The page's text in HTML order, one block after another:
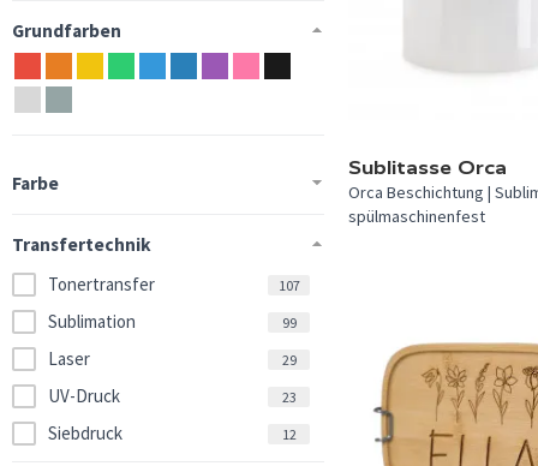
Grundfarben
Farbe
Transfertechnik
Tonertransfer
107
Sublimation 99
Laser 29
UV-Druck 23
Siebdruck 12
Sublitasse Orca
Orca Beschichtung |
spülmaschinenfest